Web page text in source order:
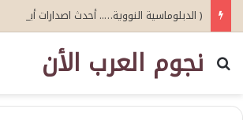
( الدبلوماسية النووية….. أحدث اصدارات أبو عيطة )
نجوم العرب الأن
بحث عن